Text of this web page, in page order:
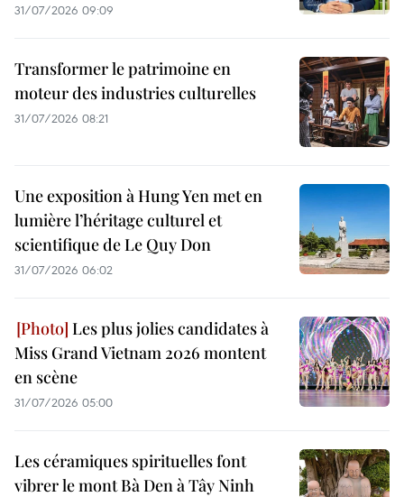
31/07/2026 09:09
Transformer le patrimoine en
moteur des industries culturelles
31/07/2026 08:21
Une exposition à Hung Yen met en
lumière l’héritage culturel et
scientifique de Le Quy Don
31/07/2026 06:02
Les plus jolies candidates à
Miss Grand Vietnam 2026 montent
en scène
31/07/2026 05:00
Les céramiques spirituelles font
vibrer le mont Bà Den à Tây Ninh